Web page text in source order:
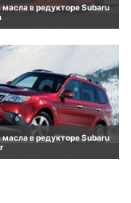
в редукторе Subaru
в редукторе Subaru